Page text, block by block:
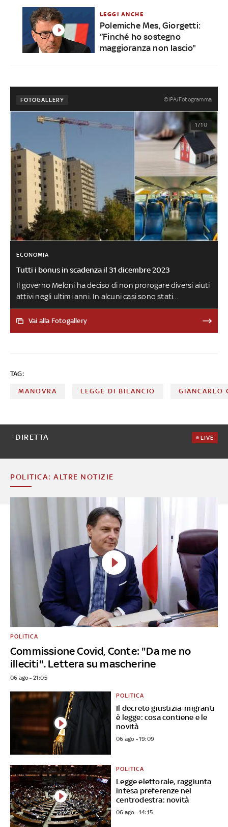
LEGGI ANCHE
Polemiche Mes, Giorgetti:
“Finché ho sostegno
maggioranza non lascio"
FOTOGALLERY ©IPA/Fotogramma
1/10
ECONOMIA
Tutti i bonus in scadenza il 31 dicembre 2023
Il governo Meloni ha deciso di non prorogare diversi aiuti
attivi negli ultimi anni. In alcuni casi sono stati
abbandonati del tutto, in altri sostituiti da altre
agevolazioni. Ecco quelli a cui diremo addio, dal bonus
Vai alla Fotogallery
TAG:
MANOVRA LEGGE DI BILANCIO GIANCARLO
DIRETTA LIVE
POLITICA: ALTRE NOTIZIE
Commissione Covid, Conte: "Da me no
illeciti". Lettera su mascherine
POLITICA
06 ago - 21:05
Il decreto giustizia-migranti
è legge: cosa contiene e le
novità
POLITICA
06 ago - 19:09
Legge elettorale, raggiunta
intesa preferenze nel
centrodestra: novità
POLITICA
06 ago - 14:15